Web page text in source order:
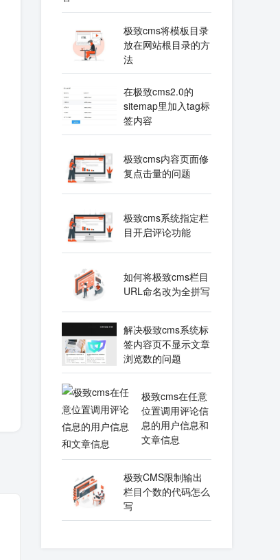
极致cms将模板目录
放在网站根目录的方
法
在极致cms2.0的
sitemap里加入tag标
签内容
极致cms内容页面修
复点击量的问题
极致cms系统指定栏
目开启评论功能
如何将极致cms栏目
URL命名改为全拼写
解决极致cms系统标
签内容页不显示文章
浏览数的问题
极致cms在任意
位置调用评论信
息的用户信息和
文章信息
极致CMS限制输出
栏目个数的代码怎么
写